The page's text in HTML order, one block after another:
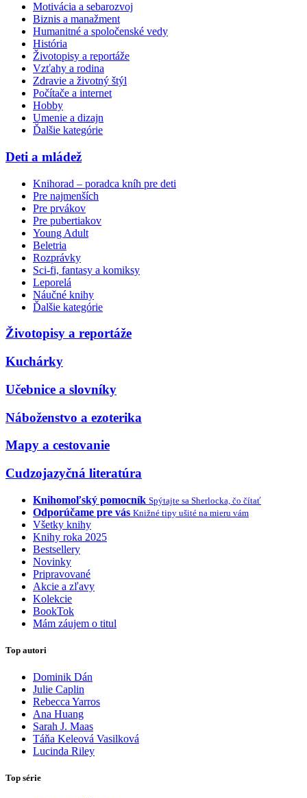
Motivácia a sebarozvoj
Biznis a manažment
Humanitné a spoločenské vedy
História
Životopisy a reportáže
Vzťahy a rodina
Zdravie a životný štýl
Počítače a internet
Hobby
Umenie a dizajn
Ďalšie kategórie
Deti a mládež
Knihorad – poradca kníh pre deti
Pre najmenších
Pre prvákov
Pre pubertiakov
Young Adult
Beletria
Rozprávky
Sci-fi, fantasy a komiksy
Leporelá
Náučné knihy
Ďalšie kategórie
Životopisy a reportáže
Kuchárky
Učebnice a slovníky
Náboženstvo a ezoterika
Mapy a cestovanie
Cudzojazyčná literatúra
Knihomoľský pomocník Spýtajte sa Sherlocka, čo čítať
Odporúčame pre vás Knižné tipy ušité na mieru vám
Všetky knihy
Knihy roka 2025
Bestsellery
Novinky
Pripravované
Akcie a zľavy
Kolekcie
BookTok
Mám záujem o titul
Top autori
Dominik Dán
Julie Caplin
Rebecca Yarros
Ana Huang
Sarah J. Maas
Táňa Keleová Vasilková
Lucinda Riley
Top série